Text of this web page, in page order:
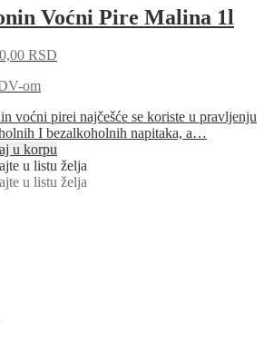
Voćni Pire Malina 1l
RSD
om
voćni pirei najčešće se koriste u pravljenju
I bezalkoholnih napitaka, a…
u korpu
u listu želja
u listu želja